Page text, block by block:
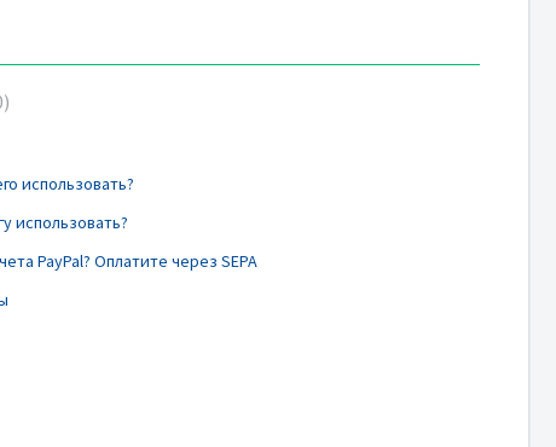
использовать?
использовать?
PayPal? Оплатите через SEPA